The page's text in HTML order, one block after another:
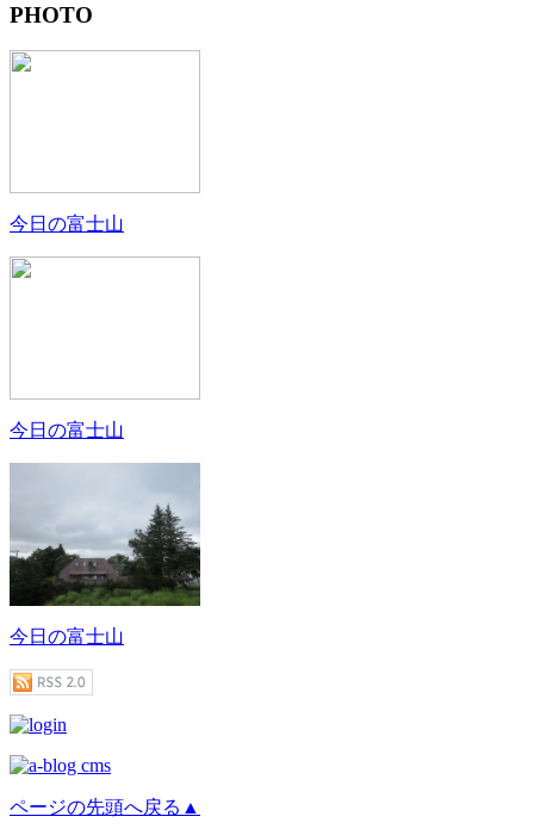
PHOTO
今日の富士山
今日の富士山
今日の富士山
ページの先頭へ戻る▲